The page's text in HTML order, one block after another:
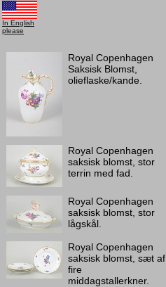
In English
please
Royal Copenhagen
Saksisk Blomst,
olieflaske/kande.
Royal Copenhagen
saksisk blomst, stor
terrin med fad.
Royal Copenhagen
saksisk blomst, stor
lågskål.
Royal Copenhagen
saksisk blomst, sæt af
fire
middagstallerkner.